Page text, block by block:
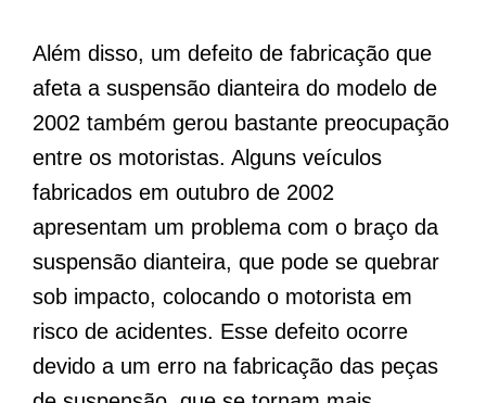
Além disso, um defeito de fabricação que
afeta a suspensão dianteira do modelo de
2002 também gerou bastante preocupação
entre os motoristas. Alguns veículos
fabricados em outubro de 2002
apresentam um problema com o braço da
suspensão dianteira, que pode se quebrar
sob impacto, colocando o motorista em
risco de acidentes. Esse defeito ocorre
devido a um erro na fabricação das peças